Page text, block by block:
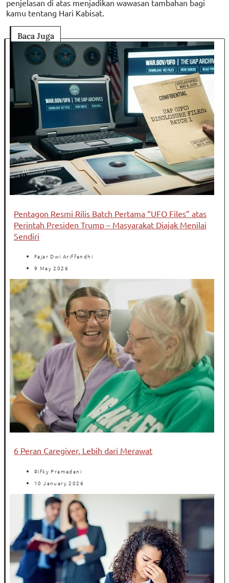
penjelasan di atas menjadikan wawasan tambahan bagi
kamu tentang Hari Kabisat.
Baca Juga
Pentagon Resmi Rilis Batch Pertama “UFO Files” atas
Perintah Presiden Trump – Masyarakat Diajak Menilai
Sendiri
Fajar Dwi Ariffandhi
9 May 2026
6 Peran Caregiver, Lebih dari Merawat
Rifky Pramadani
10 January 2026